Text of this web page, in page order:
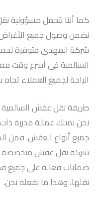
كما أننا نتحمل مسؤولية
نضمن وصول جميع
شركة المهدي متوفرة
السالمية في أسرع وقت
الراحة لجميع العملاء تجاه
طريقة نقل عفش السالمية
نحن نمتلك عمالة مدربة
جميع أنواع العفش. فمن
شركة نقل عفش متخصصة
ضمانات فعالة على جميع
نقلها، وهذا ما نفعله نحن.